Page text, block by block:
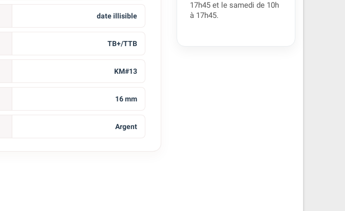
date illisible
TB+/TTB
KM#13
16 mm
Argent
17h45 et le samedi de 10h
à 17h45.